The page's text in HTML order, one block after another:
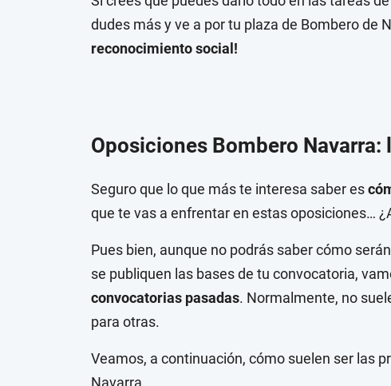
dudes más y ve a por tu plaza de Bombero de
reconocimiento social!
Oposiciones Bombero
Seguro que lo que más te interesa saber es
que te vas a enfrentar en estas oposiciones…
Pues bien, aunque no podrás saber cómo
se publiquen las bases de tu convocatoria,
convocatorias pasadas. Normalmente, no
para otras.
Veamos, a continuación, cómo suelen ser las
Navarra.